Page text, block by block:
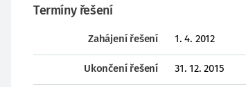
Termíny řešení
Zahájení řešení 1. 4. 2012
Ukončení řešení 31. 12. 2015